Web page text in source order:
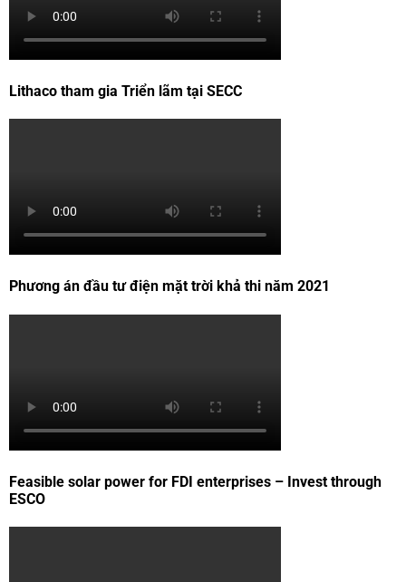
Lithaco tham gia Triển lãm tại SECC
Phương án đầu tư điện mặt trời khả thi năm 2021
Feasible solar power for FDI enterprises – Invest through
ESCO